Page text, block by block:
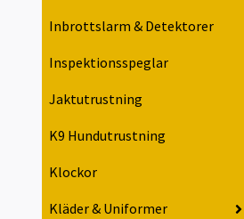
Inbrottslarm & Detektorer
Inspektionsspeglar
Jaktutrustning
K9 Hundutrustning
Klockor
Kläder & Uniformer